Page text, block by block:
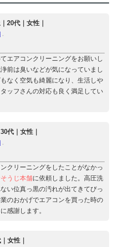
20代｜女性｜
エアコンクリーニングをお願いし
前は臭いなどが気になっていまし
なく空気も綺麗になり、生活しや
ッフさんの対応も良く満足してい
代｜女性｜
クリーニングをしたことがなかっ
うじ本舗に依頼しました。高圧洗
い位真っ黒の汚れが出てきてびっ
のおかげでエアコンを買った時の
感謝します。
女性｜